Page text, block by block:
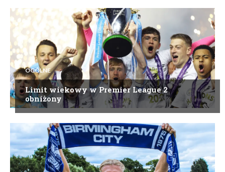
OGÓLNE
Limit wiekowy w Premier League 2
obniżony